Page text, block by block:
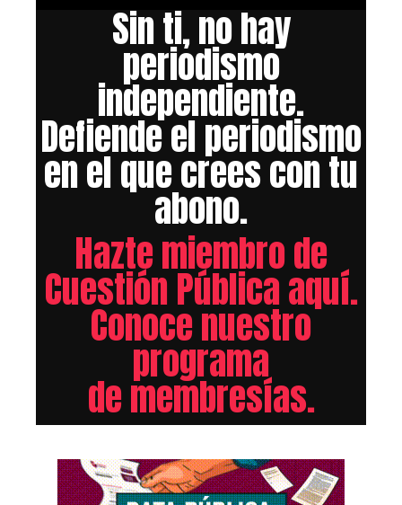
Sin ti, no hay
periodismo
independiente.
Defiende el periodismo
en el que crees con tu
abono.
Hazte miembro de
Cuestión Pública aquí.
Conoce nuestro
programa
de membresías.